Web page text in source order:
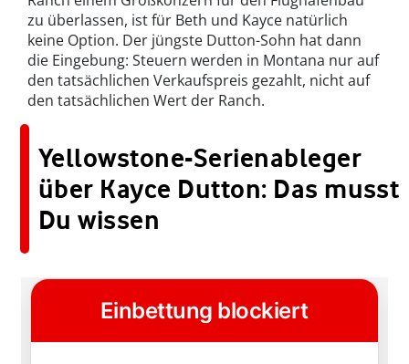
zu überlassen, ist für Beth und Kayce natürlich
keine Option. Der jüngste Dutton-Sohn hat dann
die Eingebung: Steuern werden in Montana nur auf
den tatsächlichen Verkaufspreis gezahlt, nicht auf
den tatsächlichen Wert der Ranch.
Yellowstone-Serienableger
über Kayce Dutton: Das musst
Du wissen